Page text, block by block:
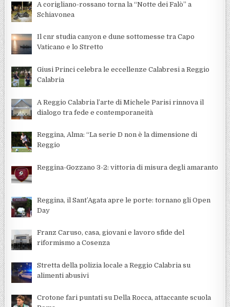
A corigliano-rossano torna la “Notte dei Falò” a
Schiavonea
Il cnr studia canyon e dune sottomesse tra Capo
Vaticano e lo Stretto
Giusi Princi celebra le eccellenze Calabresi a Reggio
Calabria
A Reggio Calabria l’arte di Michele Parisi rinnova il
dialogo tra fede e contemporaneità
Reggina, Alma: “La serie D non è la dimensione di
Reggio
Reggina-Gozzano 3-2: vittoria di misura degli amaranto
Reggina, il Sant’Agata apre le porte: tornano gli Open
Day
Franz Caruso, casa, giovani e lavoro sfide del
riformismo a Cosenza
Stretta della polizia locale a Reggio Calabria su
alimenti abusivi
Crotone fari puntati su Della Rocca, attaccante scuola